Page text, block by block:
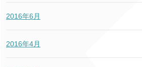
2016年6月
2016年4月